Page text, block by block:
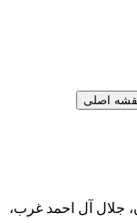
جلال آل احمد غرب،